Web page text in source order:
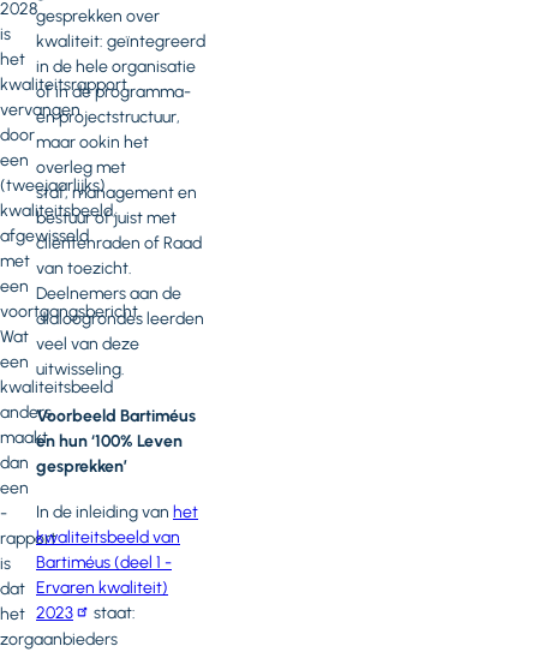
2028
is
het
kwaliteitsrapport
vervangen
door
een
(tweejaarlijks)
kwaliteitsbeeld,
afgewisseld
met
een
voortgangsbericht.
Wat
een
kwaliteitsbeeld
anders
maakt
dan
een
-
rapport
is
dat
het
zorgaanbieders
gesprekken over
kwaliteit: geïntegreerd
in de hele organisatie
of in de programma-
en projectstructuur,
maar ookin het
overleg met
staf, management en
bestuur of juist met
cliëntenraden of Raad
van toezicht.
Deelnemers aan de
dialoogrondes leerden
veel van deze
uitwisseling.
Voorbeeld Bartiméus
en hun ‘100% Leven
gesprekken’
In de inleiding van het
kwaliteitsbeeld van
Bartiméus (deel 1 -
Ervaren kwaliteit)
2023
staat: